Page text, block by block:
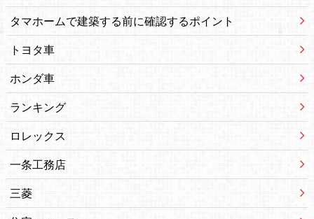
タマホームで建築する前に確認するポイント
トヨタ車
ホンダ車
ランキング
ロレックス
一条工務店
三菱